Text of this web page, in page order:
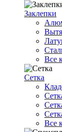
Заклепки
Все
Сетка
Все